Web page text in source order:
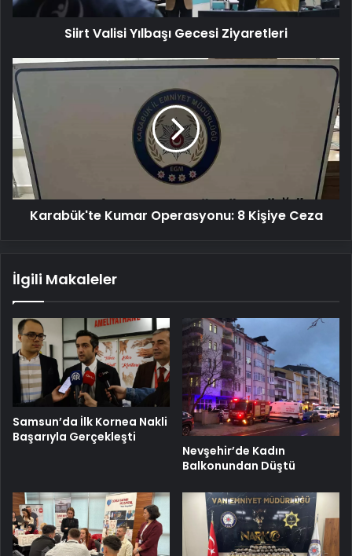
Siirt Valisi Yılbaşı Gecesi Ziyaretleri
Karabük'te
Kumar
Operasyonu:
8
Kişiye
Ceza
Karabük'te Kumar Operasyonu: 8 Kişiye Ceza
İlgili Makaleler
Samsun’da İlk Kornea Nakli
Başarıyla Gerçekleşti
Nevşehir’de Kadın
Balkonundan Düştü